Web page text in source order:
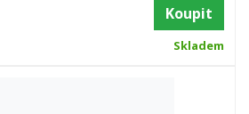
Koupit
Skladem